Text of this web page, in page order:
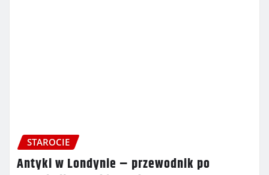
STAROCIE
Antyki w Londynie – przewodnik po